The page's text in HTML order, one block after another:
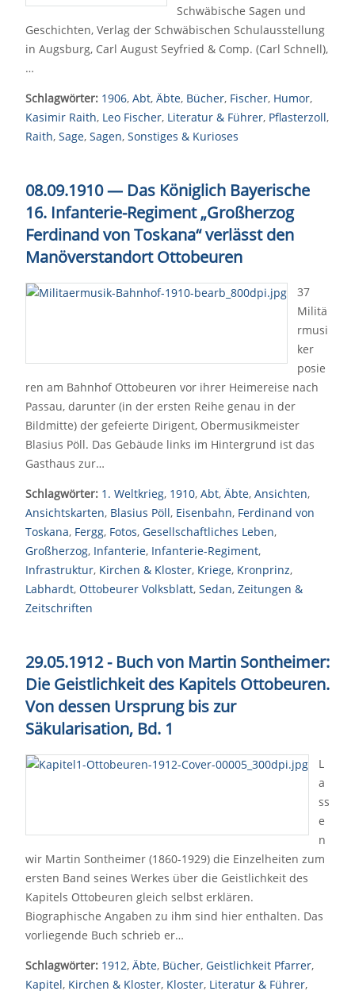
Schwäbische Sagen und
Geschichten, Verlag der Schwäbischen Schulausstellung
in Augsburg, Carl August Seyfried & Comp. (Carl Schnell),
…
Schlagwörter: 1906, Abt, Äbte, Bücher, Fischer, Humor,
Kasimir Raith, Leo Fischer, Literatur & Führer, Pflasterzoll,
Raith, Sage, Sagen, Sonstiges & Kurioses
08.09.1910 — Das Königlich Bayerische
16. Infanterie-Regiment „Großherzog
Ferdinand von Toskana“ verlässt den
Manöverstandort Ottobeuren
37
Militä
rmusi
ker
posie
ren am Bahnhof Ottobeuren vor ihrer Heimereise nach
Passau, darunter (in der ersten Reihe genau in der
Bildmitte) der gefeierte Dirigent, Obermusikmeister
Blasius Pöll. Das Gebäude links im Hintergrund ist das
Gasthaus zur…
Schlagwörter: 1. Weltkrieg, 1910, Abt, Äbte, Ansichten,
Ansichtskarten, Blasius Pöll, Eisenbahn, Ferdinand von
Toskana, Fergg, Fotos, Gesellschaftliches Leben,
Großherzog, Infanterie, Infanterie-Regiment,
Infrastruktur, Kirchen & Kloster, Kriege, Kronprinz,
Labhardt, Ottobeurer Volksblatt, Sedan, Zeitungen &
Zeitschriften
29.05.1912 - Buch von Martin Sontheimer:
Die Geistlichkeit des Kapitels Ottobeuren.
Von dessen Ursprung bis zur
Säkularisation, Bd. 1
L
a
ss
e
n
wir Martin Sontheimer (1860-1929) die Einzelheiten zum
ersten Band seines Werkes über die Geistlichkeit des
Kapitels Ottobeuren gleich selbst erklären.
Biographische Angaben zu ihm sind hier enthalten. Das
vorliegende Buch schrieb er…
Schlagwörter: 1912, Äbte, Bücher, Geistlichkeit Pfarrer,
Kapitel, Kirchen & Kloster, Kloster, Literatur & Führer,